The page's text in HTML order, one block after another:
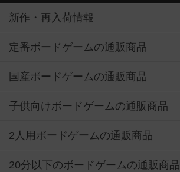
新作・再入荷情報
定番ボードゲームの通販商品
国産ボードゲームの通販商品
子供向けボードゲームの通販商品
2人用ボードゲームの通販商品
20分以下のボードゲームの通販商品